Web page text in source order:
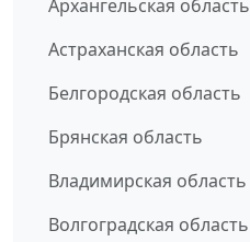
Архангельская область
Астраханская область
Белгородская область
Брянская область
Владимирская область
Волгоградская область